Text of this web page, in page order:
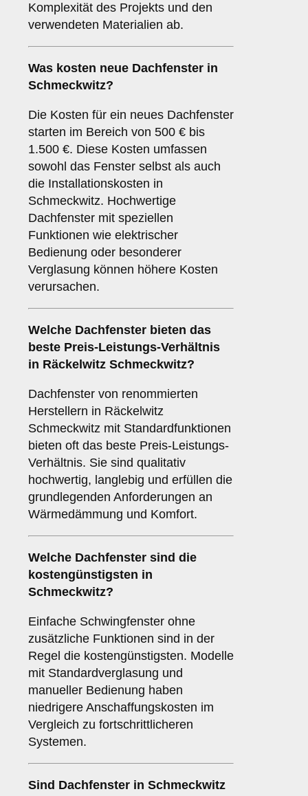
Komplexität des Projekts und den
verwendeten Materialien ab.
Was kosten neue Dachfenster in
Schmeckwitz?
Die Kosten für ein neues Dachfenster
starten im Bereich von 500 € bis
1.500 €. Diese Kosten umfassen
sowohl das Fenster selbst als auch
die Installationskosten in
Schmeckwitz. Hochwertige
Dachfenster mit speziellen
Funktionen wie elektrischer
Bedienung oder besonderer
Verglasung können höhere Kosten
verursachen.
Welche Dachfenster bieten das
beste Preis-Leistungs-Verhältnis
in Räckelwitz Schmeckwitz?
Dachfenster von renommierten
Herstellern in Räckelwitz
Schmeckwitz mit Standardfunktionen
bieten oft das beste Preis-Leistungs-
Verhältnis. Sie sind qualitativ
hochwertig, langlebig und erfüllen die
grundlegenden Anforderungen an
Wärmedämmung und Komfort.
Welche Dachfenster sind die
kostengünstigsten in
Schmeckwitz?
Einfache Schwingfenster ohne
zusätzliche Funktionen sind in der
Regel die kostengünstigsten. Modelle
mit Standardverglasung und
manueller Bedienung haben
niedrigere Anschaffungskosten im
Vergleich zu fortschrittlicheren
Systemen.
Sind Dachfenster in Schmeckwitz